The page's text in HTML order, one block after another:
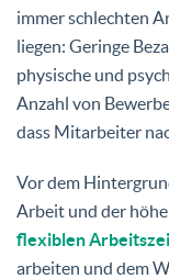
immer schlechten
liegen: Geringe
physische und
Anzahl von
dass Mitarbeiter
Vor dem
Arbeit und der
flexiblen
arbeiten und dem